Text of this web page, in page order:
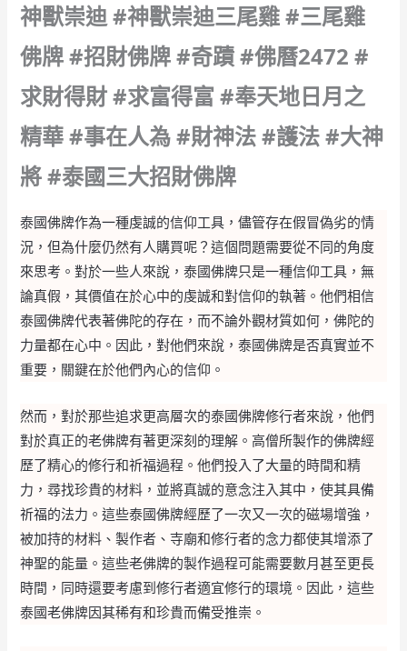
神獸崇迪 #神獸崇迪三尾雞 #三尾雞
佛牌 #招財佛牌 #奇蹟 #佛曆2472 #
求財得財 #求富得富 #奉天地日月之
精華 #事在人為 #財神法 #護法 #大神
將 #泰國三大招財佛牌
泰國佛牌作為一種虔誠的信仰工具，儘管存在假冒偽劣的情
況，但為什麼仍然有人購買呢？這個問題需要從不同的角度
來思考。對於一些人來說，泰國佛牌只是一種信仰工具，無
論真假，其價值在於心中的虔誠和對信仰的執著。他們相信
泰國佛牌代表著佛陀的存在，而不論外觀材質如何，佛陀的
力量都在心中。因此，對他們來說，泰國佛牌是否真實並不
重要，關鍵在於他們內心的信仰。
然而，對於那些追求更高層次的泰國佛牌修行者來說，他們
對於真正的老佛牌有著更深刻的理解。高僧所製作的佛牌經
歷了精心的修行和祈福過程。他們投入了大量的時間和精
力，尋找珍貴的材料，並將真誠的意念注入其中，使其具備
祈福的法力。這些泰國佛牌經歷了一次又一次的磁場增強，
被加持的材料、製作者、寺廟和修行者的念力都使其增添了
神聖的能量。這些老佛牌的製作過程可能需要數月甚至更長
時間，同時還要考慮到修行者適宜修行的環境。因此，這些
泰國老佛牌因其稀有和珍貴而備受推崇。